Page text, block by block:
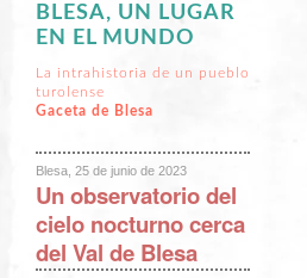
BLESA, UN LUGAR
EN EL MUNDO
La intrahistoria de un pueblo
turolense
Gaceta de Blesa
Blesa, 25 de junio de 2023
Un observatorio del
cielo nocturno cerca
del Val de Blesa